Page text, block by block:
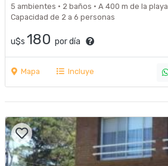
5 ambientes · 2 baños · A 400 m de la playa
Capacidad de 2 a 6 personas
u$s 180 por día
Mapa Incluye